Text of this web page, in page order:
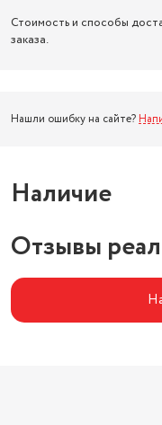
Стоимость и способы
заказа.
Нашли ошибку на сайте?
Наличие
Отзывы